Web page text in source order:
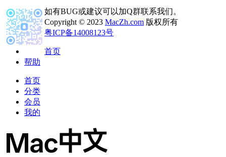
如有BUG或建议可以加Q群联系我们。
Copyright © 2023 MacZh.com 版权所有
粤ICP备14008123号
首页
帮助
首页
分类
会员
我的